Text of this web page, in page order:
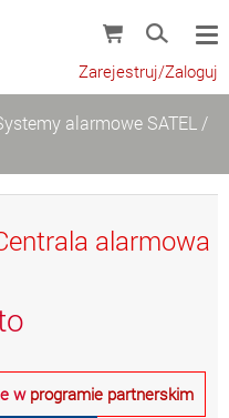
Zarejestruj/Zaloguj
alarmowe SATEL /
alarmowa
w programie partnerskim